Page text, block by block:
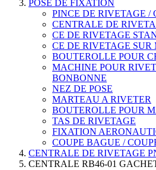
POSE DE FIXATION
PINCE DE RIVETAGE /
CENTRALE DE
CE DE RIVETAGE
CE DE RIVETAGE SUR
BOUTEROLLE POUR
MACHINE POUR
BONBONNE
NEZ DE POSE
MARTEAU A RIVETER
BOUTEROLLE POUR
TAS DE RIVETAGE
FIXATION
COUPE BAGUE /
CENTRALE DE RIVETAGE
CENTRALE RB46-01